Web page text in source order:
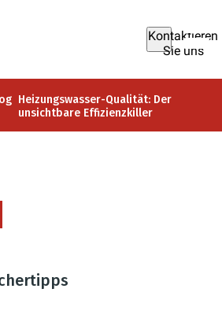
Kontaktieren
Sie uns
Heizungswasser-Qualität: Der
unsichtbare Effizienzkiller